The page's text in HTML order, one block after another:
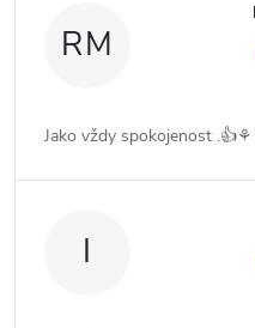
RM
Jako vždy spokojenost
I